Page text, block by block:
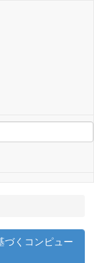
づくコンピュー